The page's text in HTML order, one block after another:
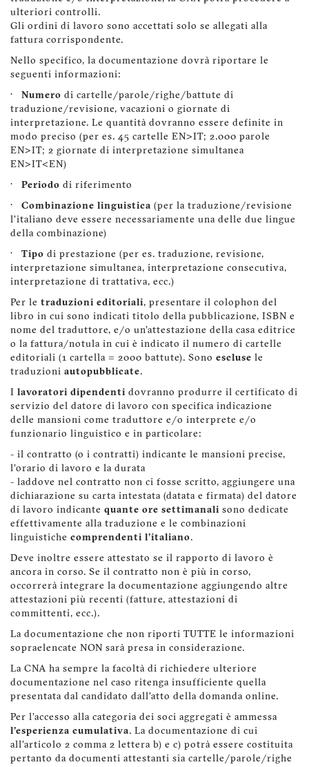
ulteriori controlli.
Gli ordini di lavoro sono accettati solo se allegati alla
fattura corrispondente.
Nello specifico, la documentazione dovrà riportare le
seguenti informazioni:
· Numero di cartelle/parole/righe/battute di
traduzione/revisione, vacazioni o giornate di
interpretazione. Le quantità dovranno essere definite in
modo preciso (per es. 45 cartelle EN>IT; 2.000 parole
EN>IT; 2 giornate di interpretazione simultanea
EN>IT<EN)
· Periodo di riferimento
· Combinazione linguistica (per la traduzione/revisione
l'italiano deve essere necessariamente una delle due lingue
della combinazione)
· Tipo di prestazione (per es. traduzione, revisione,
interpretazione simultanea, interpretazione consecutiva,
interpretazione di trattativa, ecc.)
Per le traduzioni editoriali, presentare il colophon del
libro in cui sono indicati titolo della pubblicazione, ISBN e
nome del traduttore, e/o un'attestazione della casa editrice
o la fattura/notula in cui è indicato il numero di cartelle
editoriali (1 cartella = 2000 battute). Sono escluse le
traduzioni autopubblicate.
I lavoratori dipendenti dovranno produrre il certificato di
servizio del datore di lavoro con specifica indicazione
delle mansioni come traduttore e/o interprete e/o
funzionario linguistico e in particolare:
- il contratto (o i contratti) indicante le mansioni precise,
l'orario di lavoro e la durata
- laddove nel contratto non ci fosse scritto, aggiungere una
dichiarazione su carta intestata (datata e firmata) del datore
di lavoro indicante quante ore settimanali sono dedicate
effettivamente alla traduzione e le combinazioni
linguistiche comprendenti l'italiano.
Deve inoltre essere attestato se il rapporto di lavoro è
ancora in corso. Se il contratto non è più in corso,
occorrerà integrare la documentazione aggiungendo altre
attestazioni più recenti (fatture, attestazioni di
committenti, ecc.).
La documentazione che non riporti TUTTE le informazioni
sopraelencate NON sarà presa in considerazione.
La CNA ha sempre la facoltà di richiedere ulteriore
documentazione nel caso ritenga insufficiente quella
presentata dal candidato dall’atto della domanda online.
Per l'accesso alla categoria dei soci aggregati è ammessa
l'esperienza cumulativa. La documentazione di cui
all'articolo 2 comma 2 lettera b) e c) potrà essere costituita
pertanto da documenti attestanti sia cartelle/parole/righe